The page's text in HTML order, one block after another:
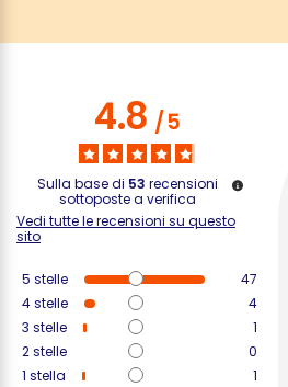
4.8/5
Sulla base di 53 recensioni
sottoposte a verifica
Vedi tutte le recensioni su questo
sito
5 stelle
47
4stelle
4
3 stelle
1
2stelle
0
1 stella 1